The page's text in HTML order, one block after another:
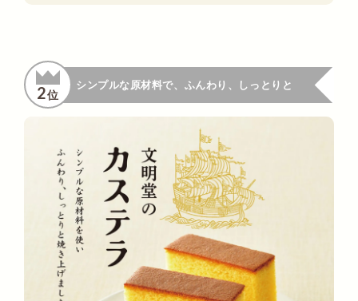
2位
シンプルな原材料で、ふんわり、しっとりと